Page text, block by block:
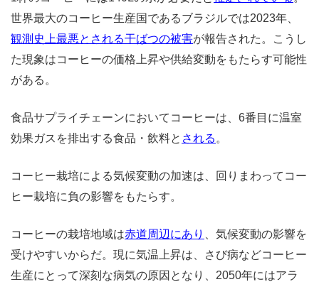
世界最大のコーヒー生産国であるブラジルでは2023年、
観測史上最悪とされる干ばつの被害が報告された。こうし
た現象はコーヒーの価格上昇や供給変動をもたらす可能性
がある。
食品サプライチェーンにおいてコーヒーは、6番目に温室
効果ガスを排出する食品・飲料と される 。
コーヒー栽培による気候変動の加速は、回りまわってコー
ヒー栽培に負の影響をもたらす。
コーヒーの栽培地域は赤道周辺にあり
、気候変動の影響を
受けやすいからだ。現に気温上昇は、さび病などコーヒー
生産にとって深刻な病気の原因となり、2050年にはアラ